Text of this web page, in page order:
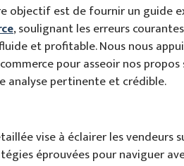
objectif est de fournir un guide
, soulignant les erreurs
et profitable. Nous nous
pour asseoir nos
analyse pertinente et crédible​​.
vise à éclairer les vendeurs
éprouvées pour naviguer